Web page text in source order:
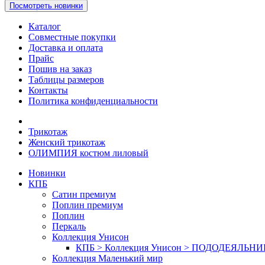
Посмотреть новинки
Каталог
Совместные покупки
Доставка и оплата
Прайс
Пошив на заказ
Таблицы размеров
Контакты
Политика конфиденциальности
Трикотаж
Женский трикотаж
ОЛИМПИЯ костюм лиловый
Новинки
КПБ
Сатин премиум
Поплин премиум
Поплин
Перкаль
Коллекция Унисон
КПБ > Коллекция Унисон >
Коллекция Маленький мир